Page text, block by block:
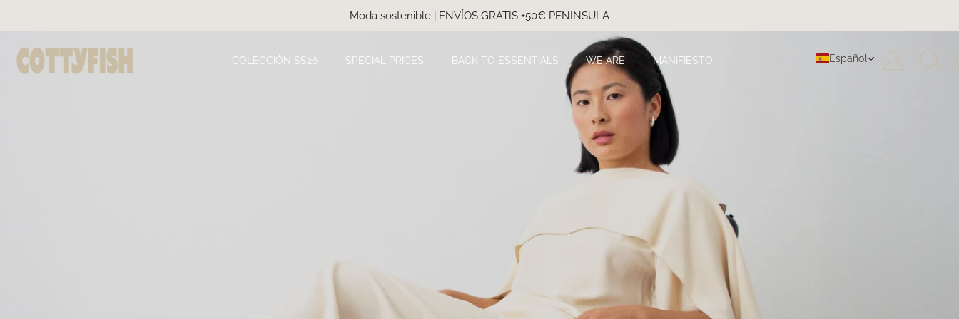
Moda sostenible | ENVÍOS GRATIS +50€ PENINSULA
COLECCIÓN SS26 SPECIAL PRICES BACK TO ESSENTIALS WE ARE MANIFIESTO Español